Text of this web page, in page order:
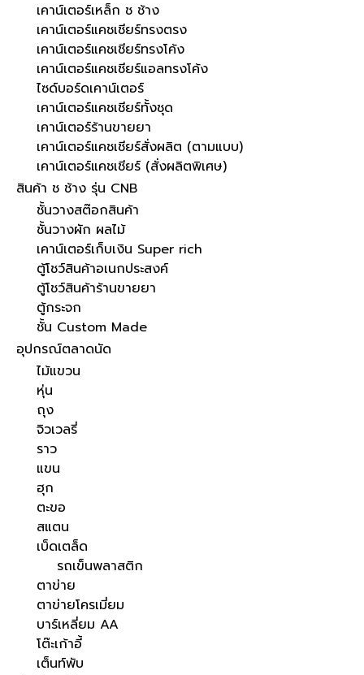
เคาน์เตอร์เหล็ก ช ช้าง
เคาน์เตอร์แคชเชียร์ทรงตรง
เคาน์เตอร์แคชเชียร์ทรงโค้ง
เคาน์เตอร์แคชเชียร์แอลทรงโค้ง
ไซด์บอร์ดเคาน์เตอร์
เคาน์เตอร์แคชเชียร์ทั้งชุด
เคาน์เตอร์ร้านขายยา
เคาน์เตอร์แคชเชียร์สั่งผลิต (ตามแบบ)
เคาน์เตอร์แคชเชียร์ (สั่งผลิตพิเศษ)
สินค้า ช ช้าง รุ่น CNB
ชั้นวางสต๊อกสินค้า
ชั้นวางผัก ผลไม้
เคาน์เตอร์เก็บเงิน Super rich
ตู้โชว์สินค้าอเนกประสงค์
ตู้โชว์สินค้าร้านขายยา
ตู้กระจก
ชั้น Custom Made
อุปกรณ์ตลาดนัด
ไม้แขวน
หุ่น
ถุง
จิวเวลรี่
ราว
แขน
ฮุก
ตะขอ
สแตน
เบ็ดเตล็ด
รถเข็นพลาสติก
ตาข่าย
ตาข่ายโครเมี่ยม
บาร์เหลี่ยม AA
โต๊ะเก้าอี้
เต็นท์พับ